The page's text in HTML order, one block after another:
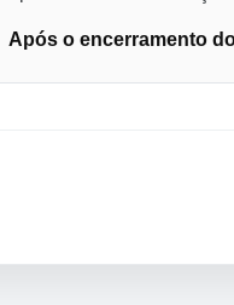
Após o encerramento